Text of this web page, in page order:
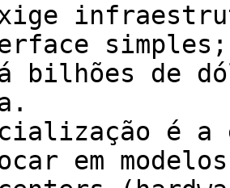
bilhões de
é a
em